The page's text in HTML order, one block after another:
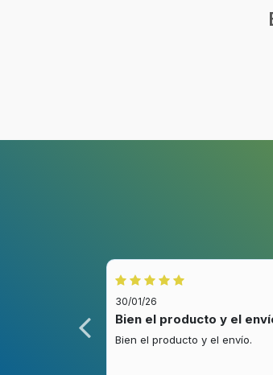
30/01/26
Bien el producto y el
Bien el producto y el envío.